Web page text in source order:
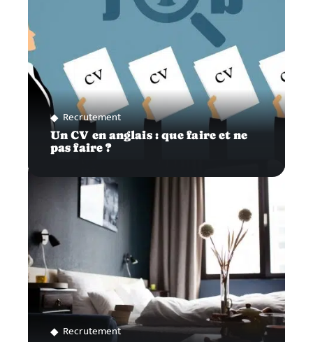
Recrutement
Un CV en anglais : que faire et ne
pas faire ?
Recrutement